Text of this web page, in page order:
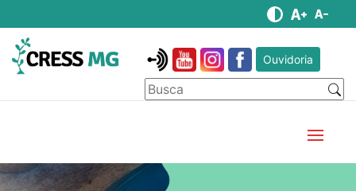
Ouvidoria